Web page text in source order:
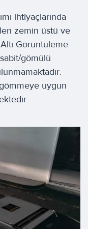
ihtiyaçlarında
zemin üstü ve
Görüntüleme
gömülü
uygun